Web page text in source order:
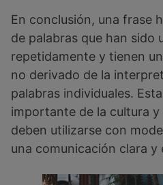
En conclusión, una frase
de palabras que han sido
repetidamente y tienen
no derivado de la
palabras individuales.
importante de la cultura y
deben utilizarse con
una comunicación clara y